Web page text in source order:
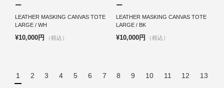
ー
LEATHER MASKING CANVAS TOTE
LARGE / WH
¥10,000円 （税込）
ー
LEATHER MASKING CANVAS TOTE
LARGE / BK
¥10,000円 （税込）
1 2 3 4 5 6 7 8 9 10 11 12 13